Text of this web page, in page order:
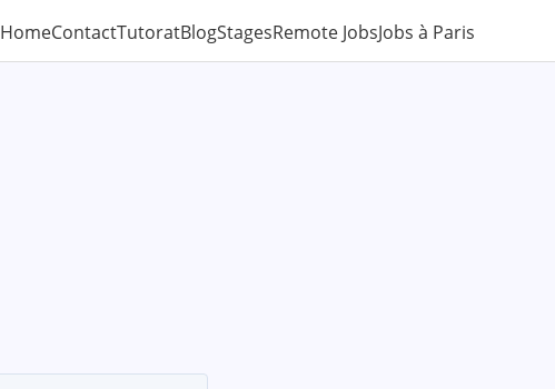
HomeContactTutoratBlogStagesRemote JobsJobs à Paris